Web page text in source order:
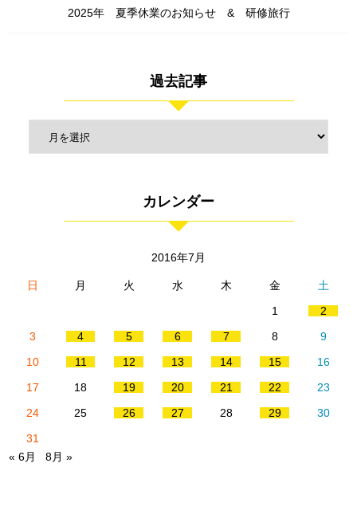
2025年 夏季休業のお知らせ & 研修旅行
過去記事
カレンダー
2016年7月
日 月 火 水 木 金
土
1
2
3
4 5 6 7 8
9
10
11 12 13 14 15
16
17
18 19 20 21 22
23
24
25 26 27 28 29
30
31
« 6月
8月 »